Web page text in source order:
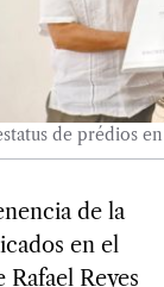
de prédios
de la
en el
Reyes